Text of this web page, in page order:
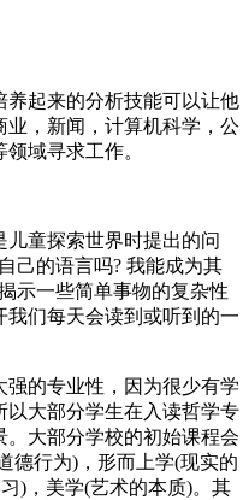
起来的分析技能可以让他
，新闻，计算机科学，公
域寻求工作。
童探索世界时提出的问
己的语言吗? 我能成为其
示一些简单事物的复杂性
们每天会读到或听到的一
的专业性，因为很少有学
大部分学生在入读哲学专
大部分学校的初始课程会
德行为)，形而上学(现实的
)，美学(艺术的本质)。其